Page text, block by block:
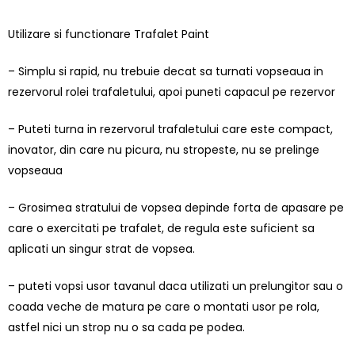
Utilizare si functionare Trafalet Paint
– Simplu si rapid, nu trebuie decat sa turnati vopseaua in
rezervorul rolei trafaletului, apoi puneti capacul pe rezervor
– Puteti turna in rezervorul trafaletului care este compact,
inovator, din care nu picura, nu stropeste, nu se prelinge
vopseaua
– Grosimea stratului de vopsea depinde forta de apasare pe
care o exercitati pe trafalet, de regula este suficient sa
aplicati un singur strat de vopsea.
– puteti vopsi usor tavanul daca utilizati un prelungitor sau o
coada veche de matura pe care o montati usor pe rola,
astfel nici un strop nu o sa cada pe podea.